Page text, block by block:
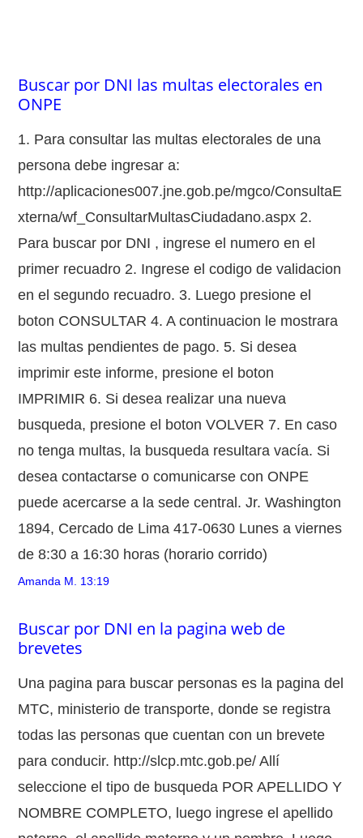
Buscar por DNI las multas electorales en
ONPE
1. Para consultar las multas electorales de una
persona debe ingresar a:
http://aplicaciones007.jne.gob.pe/mgco/ConsultaE
xterna/wf_ConsultarMultasCiudadano.aspx 2.
Para buscar por DNI , ingrese el numero en el
primer recuadro 2. Ingrese el codigo de validacion
en el segundo recuadro. 3. Luego presione el
boton CONSULTAR 4. A continuacion le mostrara
las multas pendientes de pago. 5. Si desea
imprimir este informe, presione el boton
IMPRIMIR 6. Si desea realizar una nueva
busqueda, presione el boton VOLVER 7. En caso
no tenga multas, la busqueda resultara vacía. Si
desea contactarse o comunicarse con ONPE
puede acercarse a la sede central. Jr. Washington
1894, Cercado de Lima 417-0630 Lunes a viernes
de 8:30 a 16:30 horas (horario corrido)
Amanda M. 13:19
Buscar por DNI en la pagina web de
brevetes
Una pagina para buscar personas es la pagina del
MTC, ministerio de transporte, donde se registra
todas las personas que cuentan con un brevete
para conducir. http://slcp.mtc.gob.pe/ Allí
seleccione el tipo de busqueda POR APELLIDO Y
NOMBRE COMPLETO, luego ingrese el apellido